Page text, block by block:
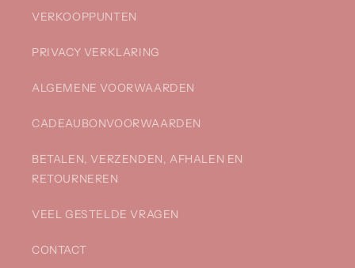
VERKOOPPUNTEN
PRIVACY VERKLARING
ALGEMENE VOORWAARDEN
CADEAUBONVOORWAARDEN
BETALEN, VERZENDEN, AFHALEN EN
RETOURNEREN
VEEL GESTELDE VRAGEN
CONTACT